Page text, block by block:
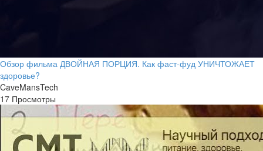
Обзор фильма ДВОЙНАЯ ПОРЦИЯ. Как фаст-фуд УНИЧТОЖАЕТ
здоровье?
CaveMansTech
17 Просмотры